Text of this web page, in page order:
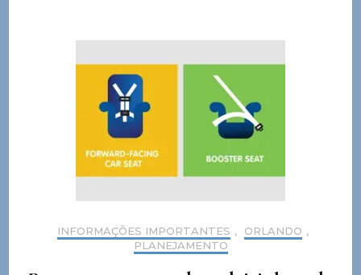
INFORMAÇÕES IMPORTANTES , ORLANDO ,
PLANEJAMENTO